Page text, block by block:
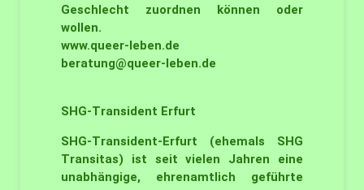
Geschlecht zuordnen können oder
wollen.
www.queer-leben.de
beratung@queer-leben.de
SHG-Transident Erfurt
SHG-Transident-Erfurt (ehemals SHG
Transitas) ist seit vielen Jahren eine
unabhängige, ehrenamtlich geführte